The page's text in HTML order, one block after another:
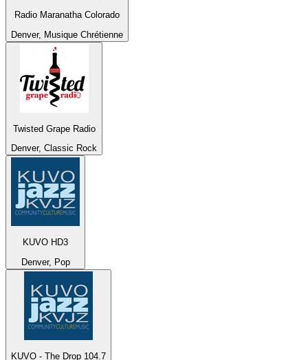
Radio Maranatha Colorado
Denver, Musique Chrétienne
Twisted Grape Radio
Denver, Classic Rock
KUVO HD3
Denver, Pop
KUVO - The Drop 104.7